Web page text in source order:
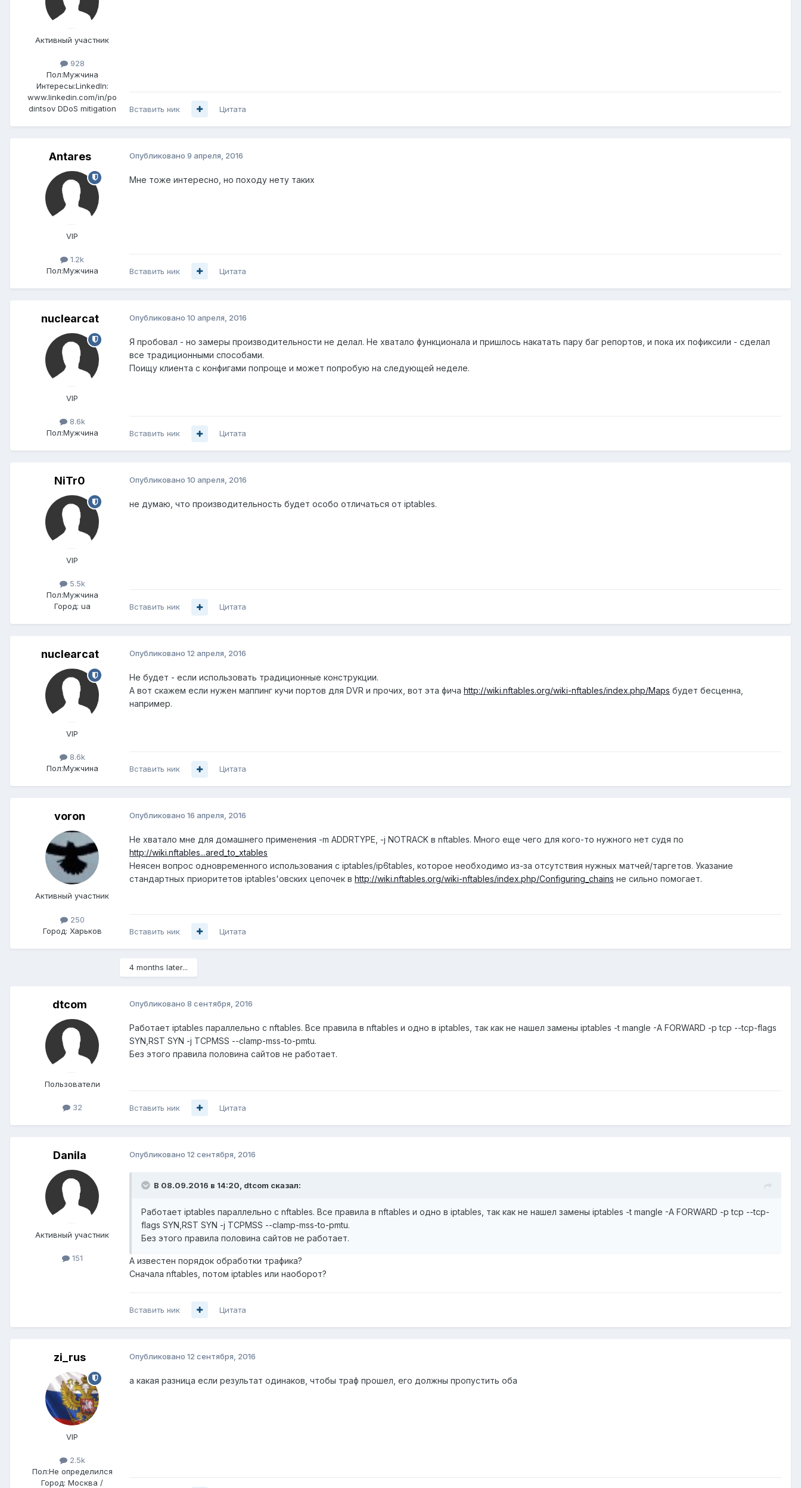
Активный участник
928
Пол:Мужчина
Интересы:LinkedIn:
www.linkedin.com/in/po
dintsov DDoS mitigation
Вставить ник Цитата
Antares
VIP
1.2k
Пол:Мужчина
Опубликовано 9 апреля, 2016
Мне тоже интересно, но походу нету таких
Вставить ник Цитата
nuclearcat
VIP
8.6k
Пол:Мужчина
Опубликовано 10 апреля, 2016
Я пробовал - но замеры производительности не делал. Не хватало функционала и пришлось накатать пару баг репортов, и пока их пофиксили - сделал
все традиционными способами.
Поищу клиента с конфигами попроще и может попробую на следующей неделе.
Вставить ник Цитата
NiTr0
VIP
5.5k
Пол:Мужчина
Город: ua
Опубликовано 10 апреля, 2016
не думаю, что производительность будет особо отличаться от iptables.
Вставить ник Цитата
nuclearcat
VIP
8.6k
Пол:Мужчина
Опубликовано 12 апреля, 2016
Не будет - если использовать традиционные конструкции.
А вот скажем если нужен маппинг кучи портов для DVR и прочих, вот эта фича http://wiki.nftables.org/wiki-nftables/index.php/Maps будет бесценна,
например.
Вставить ник Цитата
voron
Активный участник
250
Город: Харьков
Опубликовано 16 апреля, 2016
Не хватало мне для домашнего применения -m ADDRTYPE, -j NOTRACK в nftables. Много еще чего для кого-то нужного нет судя по
http://wiki.nftables...ared_to_xtables
Неясен вопрос одновременного использования с iptables/ip6tables, которое необходимо из-за отсутствия нужных матчей/таргетов. Указание
стандартных приоритетов iptables'овских цепочек в http://wiki.nftables.org/wiki-nftables/index.php/Configuring_chains не сильно помогает.
Вставить ник Цитата
4 months later...
dtcom
Пользователи
32
Опубликовано 8 сентября, 2016
Работает iptables параллельно с nftables. Все правила в nftables и одно в iptables, так как не нашел замены iptables -t mangle -A FORWARD -p tcp --tcp-flags
SYN,RST SYN -j TCPMSS --clamp-mss-to-pmtu.
Без этого правила половина сайтов не работает.
Вставить ник Цитата
Danila
Активный участник
151
Опубликовано 12 сентября, 2016
В 08.09.2016 в 14:20, dtcom сказал:
Работает iptables параллельно с nftables. Все правила в nftables и одно в iptables, так как не нашел замены iptables -t mangle -A FORWARD -p tcp --tcp-
flags SYN,RST SYN -j TCPMSS --clamp-mss-to-pmtu.
Без этого правила половина сайтов не работает.
А известен порядок обработки трафика?
Сначала nftables, потом iptables или наоборот?
Вставить ник Цитата
zi_rus
VIP
2.5k
Пол:Не определился
Город: Москва /
Опубликовано 12 сентября, 2016
а какая разница если результат одинаков, чтобы траф прошел, его должны пропустить оба